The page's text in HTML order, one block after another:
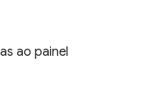
ao painel